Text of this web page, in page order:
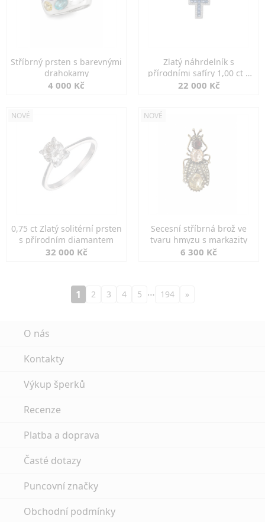
Stříbrný prsten s barevnými
drahokamy
4 000 Kč
Zlatý náhrdelník s
přírodními safíry 1,00 ct a
diamanty
22 000 Kč
NOVÉ
0,75 ct Zlatý solitérní prsten
s přírodním diamantem
32 000 Kč
NOVÉ
Secesní stříbrná brož ve
tvaru hmyzu s markazity
6 300 Kč
1 2 3 4 5 … 194 »
O nás
Kontakty
Výkup šperků
Recenze
Platba a doprava
Časté dotazy
Puncovní značky
Obchodní podmínky